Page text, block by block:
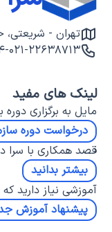
تهران - شریعتی،
۰۲۱-۲۲۶۳۸۷۱۳-
لینک های مفید
مایل به برگزاری
درخواست دوره
قصد همکاری با سرا
بیشتر بدانید
آموزشی نیاز دارید
پیشنهاد آموزش